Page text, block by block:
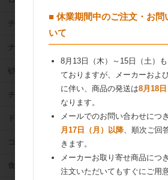
チーズ
ナッツ
砂糖
チョコレート
ドライフルーツ
食用油
■ 休業期間中のご注文・お問
いて
8月13日（木）～15日（土）
ておりますが、メーカーおよ
に伴い、商品の発送は8月18
なります。
メールでのお問い合わせにつ
月17日（月）以降、順次ご回
きます。
メーカーお取り寄せ商品につ
注文いただいてもすぐにご用